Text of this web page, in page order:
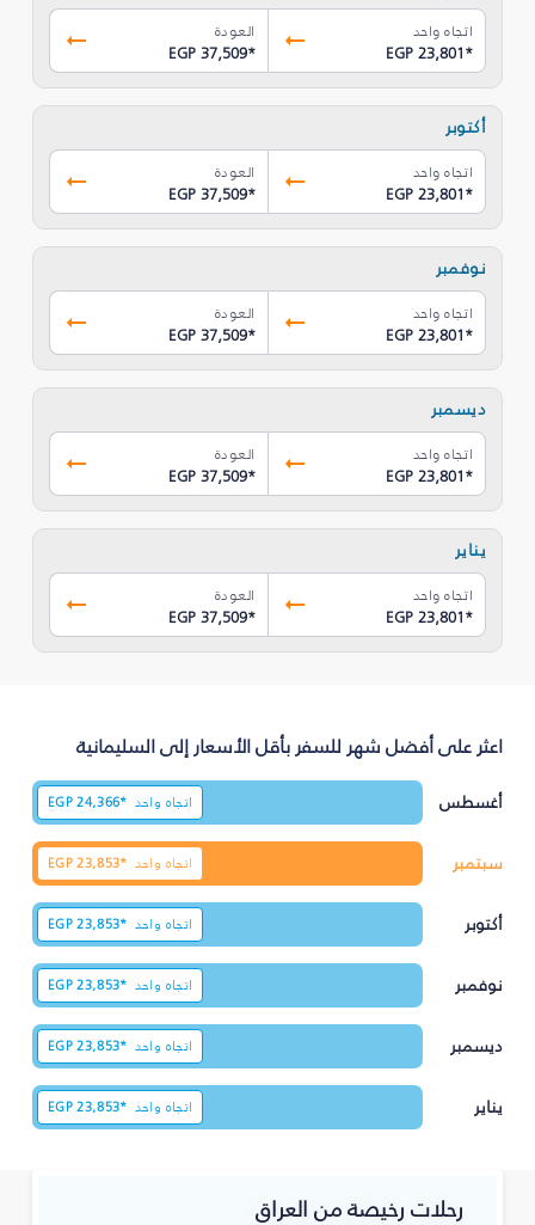
اتجاه واحد
EGP 23,801*
العودة
EGP 37,509*
أكتوبر
اتجاه واحد
EGP 23,801*
العودة
EGP 37,509*
نوفمبر
اتجاه واحد
EGP 23,801*
العودة
EGP 37,509*
ديسمبر
اتجاه واحد
EGP 23,801*
العودة
EGP 37,509*
يناير
اتجاه واحد
EGP 23,801*
العودة
EGP 37,509*
اعثر على أفضل شهر للسفر بأقل الأسعار إلى السليمانية‎
أغسطس اتجاه واحد EGP24,366*
سبتمبر اتجاه واحد EGP23,853*
أكتوبر اتجاه واحد EGP23,853*
نوفمبر اتجاه واحد EGP23,853*
ديسمبر اتجاه واحد EGP23,853*
يناير اتجاه واحد EGP23,853*
رحلات رخيصة من العراق